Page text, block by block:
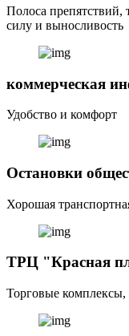
Полоса препятствий,
силу и выносливость
коммерческая
Удобство и комфорт
Остановки
Хорошая
ТРЦ "Красная
Торговые комплексы,